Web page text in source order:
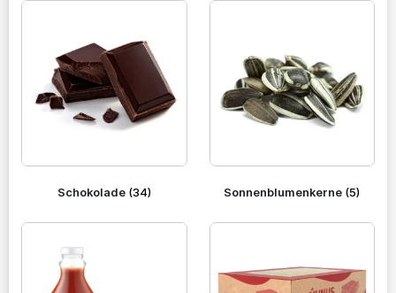
Schokolade (34) Sonnenblumenkerne (5)